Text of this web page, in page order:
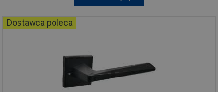
Dostawca poleca